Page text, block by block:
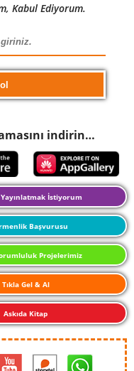
Kabul Ediyorum.
indirin…
Yayınlatmak İstiyorum
Başvurusu
Projelerimiz
Tıkla Gel & Al
Askıda Kitap